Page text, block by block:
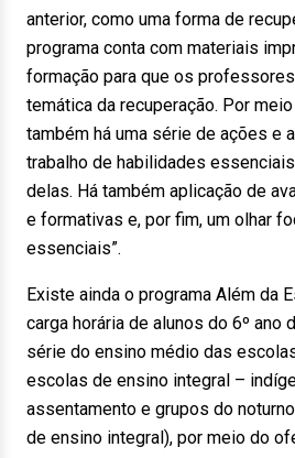
anterior, como uma forma de
programa conta com materiais
formação para que os
temática da recuperação. Por
também há uma série de ações e
trabalho de habilidades
delas. Há também aplicação de
e formativas e, por fim, um olhar
essenciais”.
Existe ainda o programa Além da
carga horária de alunos do 6º ano
série do ensino médio das
escolas de ensino integral –
assentamento e grupos do
de ensino integral), por meio do